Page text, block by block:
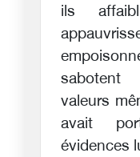
ils
sabotent
valeurs
avait
évidences